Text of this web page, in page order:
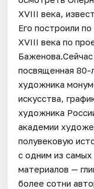
XVIII века,
Его построили
XVIII века по
посвященная
художника
искусства,
художника
академии
полувековую
с одним из самых
материалов —
более сотни